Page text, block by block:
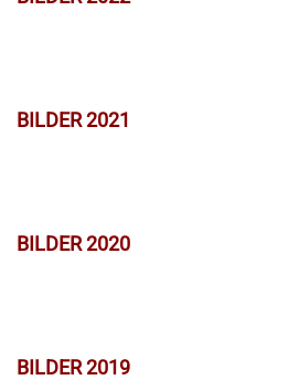
BILDER 2021
BILDER 2020
BILDER 2019